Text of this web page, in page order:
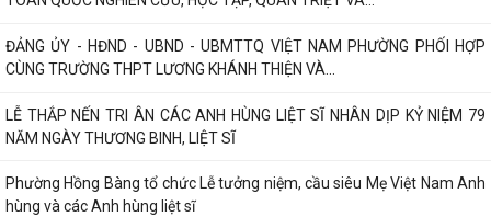
ĐẢNG ỦY - HĐND - UBND - UBMTTQ VIỆT NAM PHƯỜNG PHỐI HỢP
CÙNG TRƯỜNG THPT LƯƠNG KHÁNH THIỆN VÀ...
LỄ THẮP NẾN TRI ÂN CÁC ANH HÙNG LIỆT SĨ NHÂN DỊP KỶ NIỆM 79
NĂM NGÀY THƯƠNG BINH, LIỆT SĨ
Phường Hồng Bàng tổ chức Lễ tưởng niệm, cầu siêu Mẹ Việt Nam Anh
hùng và các Anh hùng liệt sĩ